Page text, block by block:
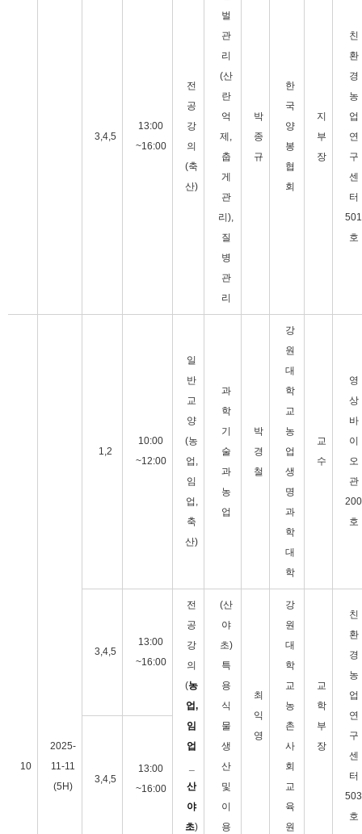
3,4,5
13:00
~16:00
전
공
강
의
(축
산)
벌
관
리
(산
란
억
제,
춥
게
관
리),
질
병
관
리
박
종
규
한
국
양
봉
협
회
지
부
장
친
환
경
농
업
연
구
센
터
501
호
10
2025-
11-11
(5H)
1,2
10:00
~12:00
일
반
교
양
(농
업,
임
업,
축
산)
과
학
기
술
과
농
업
박
경
철
강
원
대
학
교
농
업
생
명
과
학
대
학
교
수
영
상
바
이
오
관
200
호
3,4,5
13:00
~16:00
전
공
강
의
(농
업,
임
업
산
야
초)
(산
야
초)
특
용
식
물
생
산
및
이
용
최
익
영
강
원
대
학
교
농
촌
사
회
교
육
원
교
학
부
장
친
환
경
농
업
연
구
센
터
503
호
3,4,5
13:00
~16:00